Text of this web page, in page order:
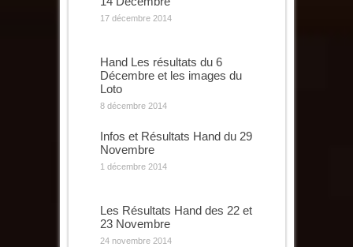
17 décembre 2014
Hand Les résultats du 6
Décembre et les images du
Loto
8 décembre 2014
Infos et Résultats Hand du 29
Novembre
1 décembre 2014
Les Résultats Hand des 22 et
23 Novembre
24 novembre 2014